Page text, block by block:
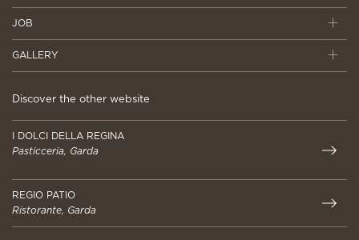
JOB
GALLERY
Discover the other website
I DOLCI DELLA REGINA
Pasticceria, Garda
REGIO PATIO
Ristorante, Garda